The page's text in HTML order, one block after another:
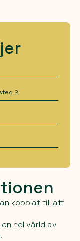
2
kopplat till att
hel värld av